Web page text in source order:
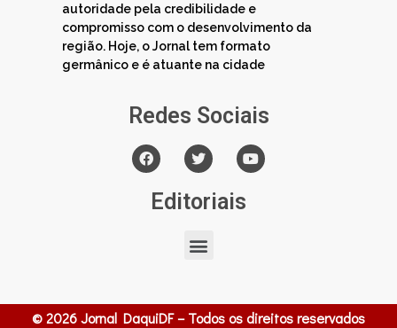
autoridade pela credibilidade e
compromisso com o desenvolvimento da
região. Hoje, o Jornal tem formato
germânico e é atuante na cidade
Redes Sociais
Editoriais
© 2026 Jornal DaquiDF – Todos os direitos reservados